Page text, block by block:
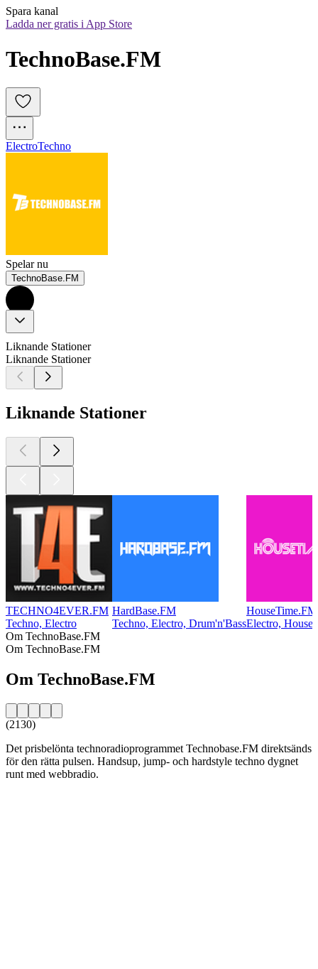
Spara kanal
Ladda ner gratis i App Store
TechnoBase.FM
ElectroTechno
Spelar nu
TechnoBase.FM
Liknande Stationer
Liknande Stationer
Liknande Stationer
TECHNO4EVER.FM
Techno, Electro
HardBase.FM
Techno, Electro, Drum'n'Bass
HouseTime.FM
Electro, House
Om TechnoBase.FM
Om TechnoBase.FM
Om TechnoBase.FM
(2130)
Det prisbelönta technoradioprogrammet Technobase.FM direktsänds
för den rätta pulsen. Handsup, jump- och hardstyle techno dygnet
runt med webbradio.